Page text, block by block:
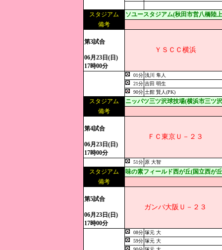
スタジアム
ソユースタジアム(秋田市営八橋陸
備考
第3試合
06月23日(日)
17時00分
ＹＳＣＣ横浜
01分 浅川 隼人
21分 吉田 明生
90分 土館 賢人(PK)
スタジアム
ニッパツ三ツ沢球技場(横浜市三ツ
備考
第4試合
06月23日(日)
17時00分
ＦＣ東京Ｕ－２３
51分 原 大智
スタジアム
味の素フィールド西が丘(国立西が
備考
第5試合
06月23日(日)
17時00分
ガンバ大阪Ｕ－２３
08分 塚元 大
59分 塚元 大